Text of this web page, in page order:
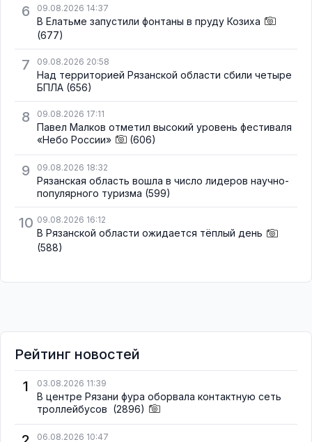
6 09.08.2026 14:37
В Елатьме запустили фонтаны в пруду Козиха
(677)
7 09.08.2026 20:58
Над территорией Рязанской области сбили четыре
БПЛА (656)
8 09.08.2026 17:11
Павел Малков отметил высокий уровень фестиваля
«Небо России»
(606)
9 09.08.2026 18:32
Рязанская область вошла в число лидеров научно-
популярного туризма (599)
10 09.08.2026 16:12
В Рязанской области ожидается тёплый день
(588)
Рейтинг новостей
1
03.08.2026 11:39
В центре Рязани фура оборвала контактную сеть
троллейбусов (2896)
06.08.2026 10:47